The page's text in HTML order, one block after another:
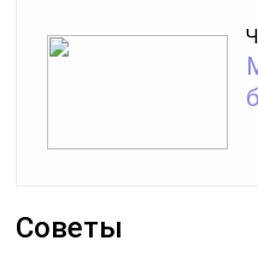
Советы